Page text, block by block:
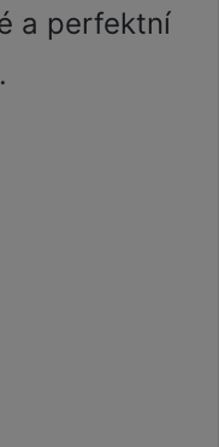
a perfektní